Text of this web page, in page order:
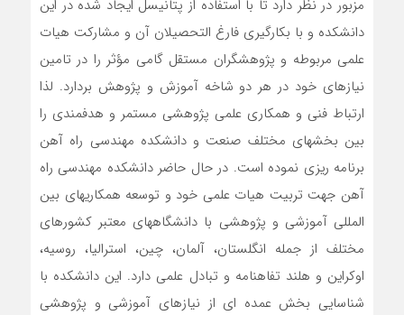
مزبور در نظر دارد تا با استفاده از پتانیسل ایجاد شده در این
دانشکده و با بکارگیری فارغ التحصیلان آن و مشارکت هیات
علمی مربوطه و پژوهشگران مستقل گامی مؤثر را در تامین
نیازهای خود در هر دو شاخه آموزش و پژوهش بردارد. لذا
ارتباط فنی و همکاری علمی پژوهشی مستمر و هدفمندی را
بین بخشهای مختلف صنعت و دانشکده مهندسی راه آهن
برنامه ریزی نموده است. در حال حاضر دانشکده مهندسی راه
آهن جهت تربیت هیات علمی خود و توسعه همکاریهای بین
المللی آموزشی و پژوهشی با دانشگاههای معتبر کشورهای
مختلف از جمله انگلستان، آلمان، چین، استرالیا، روسیه،
اوکراین و هلند تفاهنامه و تبادل علمی دارد. این دانشکده با
شناسایی بخش عمده ای از نیازهای آموزشی و پژوهشی